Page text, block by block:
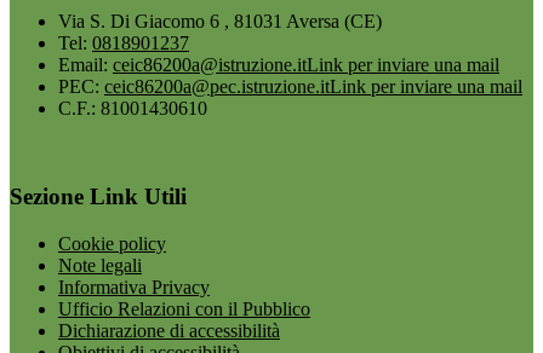
Via S. Di Giacomo 6 , 81031 Aversa (CE)
Tel: 0818901237
Email: ceic86200a@istruzione.itLink per inviare una mail
PEC: ceic86200a@pec.istruzione.itLink per inviare una mail
C.F.: 81001430610
Sezione Link Utili
Cookie policy
Note legali
Informativa Privacy
Ufficio Relazioni con il Pubblico
Dichiarazione di accessibilità